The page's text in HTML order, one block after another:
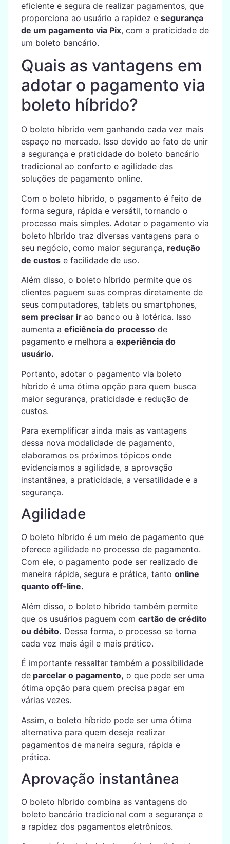
eficiente e segura de realizar pagamentos, que
proporciona ao usuário a rapidez e segurança
de um pagamento via Pix, com a praticidade de
um boleto bancário.
Quais as vantagens em
adotar o pagamento via
boleto híbrido?
O boleto híbrido vem ganhando cada vez mais
espaço no mercado. Isso devido ao fato de unir
a segurança e praticidade do boleto bancário
tradicional ao conforto e agilidade das
soluções de pagamento online.
Com o boleto híbrido, o pagamento é feito de
forma segura, rápida e versátil, tornando o
processo mais simples. Adotar o pagamento via
boleto híbrido traz diversas vantagens para o
seu negócio, como maior segurança, redução
de custose facilidade de uso.
Além disso, o boleto híbrido permite que os
clientes paguem suas compras diretamente de
seus computadores, tablets ou smartphones,
sem precisar ir ao banco ou à lotérica. Isso
aumenta a eficiência do processode
pagamento e melhora a experiência do
usuário.
Portanto, adotar o pagamento via boleto
híbrido é uma ótima opção para quem busca
maior segurança, praticidade e redução de
custos.
Para exemplificar ainda mais as vantagens
dessa nova modalidade de pagamento,
elaboramos os próximos tópicos onde
evidenciamos a agilidade, a aprovação
instantânea, a praticidade, a versatilidade e a
segurança.
Agilidade
O boleto híbrido é um meio de pagamento que
oferece agilidade no processo de pagamento.
Com ele, o pagamento pode ser realizado de
maneira rápida, segura e prática, tanto online
quanto off-line.
Além disso, o boleto híbrido também permite
que os usuários paguem com cartão de crédito
ou débito. Dessa forma, o processo se torna
cada vez mais ágil e mais prático.
É importante ressaltar também a possibilidade
deparcelar o pagamento, o que pode ser uma
ótima opção para quem precisa pagar em
várias vezes.
Assim, o boleto híbrido pode ser uma ótima
alternativa para quem deseja realizar
pagamentos de maneira segura, rápida e
prática.
Aprovação instantânea
O boleto híbrido combina as vantagens do
boleto bancário tradicional com a segurança e
a rapidez dos pagamentos eletrônicos.